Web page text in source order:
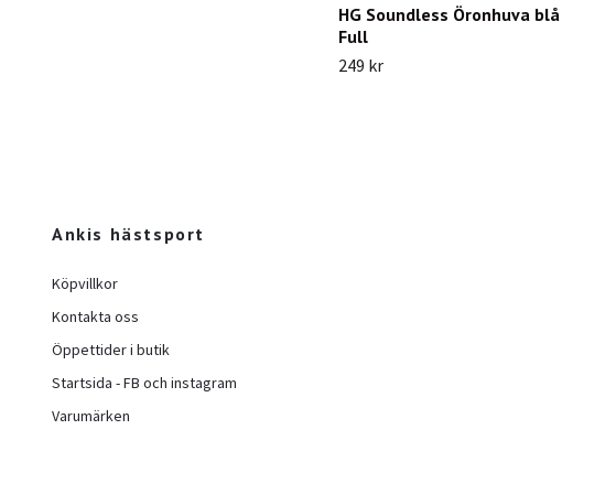
HG Soundless Öronhuva blå
Full
249 kr
Ankis hästsport
Köpvillkor
Kontakta oss
Öppettider i butik
Startsida - FB och instagram
Varumärken